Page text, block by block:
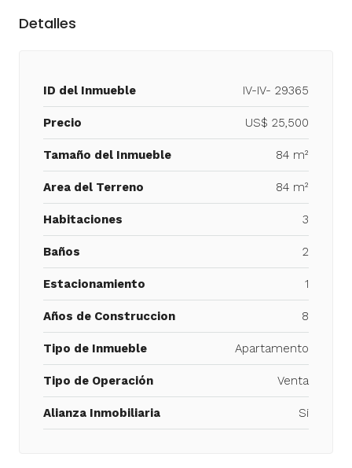
Detalles
ID del Inmueble IV-IV- 29365
Precio US$ 25,500
Tamaño del Inmueble 84 m²
Area del Terreno 84 m²
Habitaciones 3
Baños 2
Estacionamiento 1
Años de Construccion 8
Tipo de Inmueble Apartamento
Tipo de Operación Venta
Alianza Inmobiliaria Si